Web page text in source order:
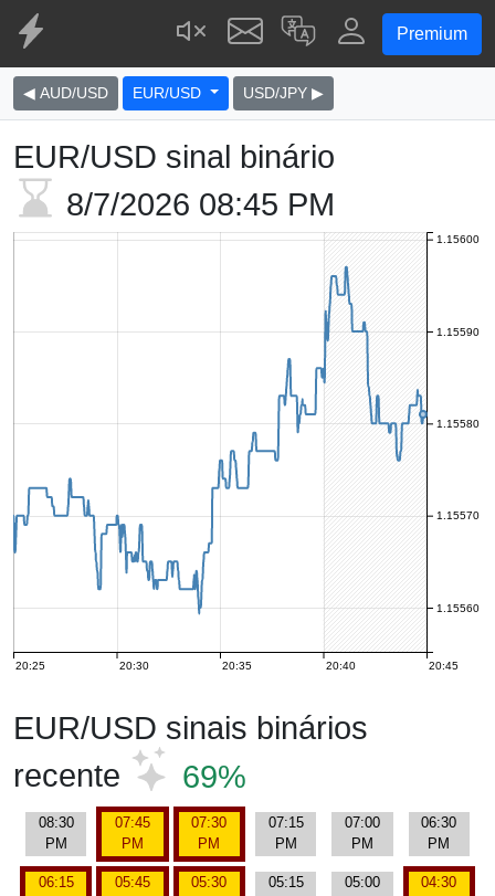
Premium
◀ AUD/USD EUR/USD USD/JPY ▶
EUR/USD sinal binário
8/7/2026 08:45 PM
20:25 20:30 20:35 20:40 20:45
1.15560
1.15570
1.15580
1.15590
1.15600
EUR/USD sinais binários
recente
69%
08:30
PM
07:45
PM
07:30
PM
07:15
PM
07:00
PM
06:30
PM
06:15
05:45
05:30
05:15
05:00
04:30